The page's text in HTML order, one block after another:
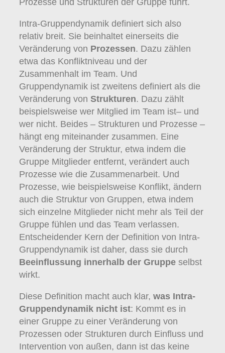
Intra-Gruppendynamik definiert sich also
relativ breit. Sie beinhaltet einerseits die
Veränderung von Prozessen. Dazu zählen
etwa das Konfliktniveau und der
Zusammenhalt im Team. Und
Gruppendynamik ist zweitens definiert als die
Veränderung von Strukturen. Dazu zählt
beispielsweise wer Mitglied im Team ist– und
wer nicht. Beides – Strukturen und Prozesse –
hängt eng miteinander zusammen. Eine
Veränderung der Struktur, etwa indem die
Gruppe Mitglieder entfernt, verändert auch
Prozesse wie die Zusammenarbeit. Und
Prozesse, wie beispielsweise Konflikt, ändern
auch die Struktur von Gruppen, etwa indem
sich einzelne Mitglieder nicht mehr als Teil der
Gruppe fühlen und das Team verlassen.
Entscheidender Kern der Definition von Intra-
Gruppendynamik ist daher, dass sie durch
Beeinflussung innerhalb der Gruppe selbst
wirkt.
Diese Definition macht auch klar, was Intra-
Gruppendynamik nicht ist: Kommt es in
einer Gruppe zu einer Veränderung von
Prozessen oder Strukturen durch Einfluss und
Intervention von außen, dann ist das keine